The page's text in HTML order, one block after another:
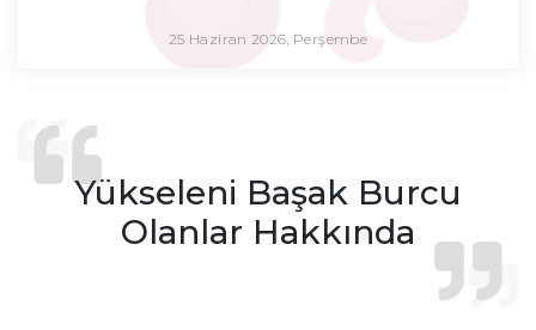
25 Haziran 2026, Perşembe
Yükseleni Başak Burcu
Olanlar Hakkında